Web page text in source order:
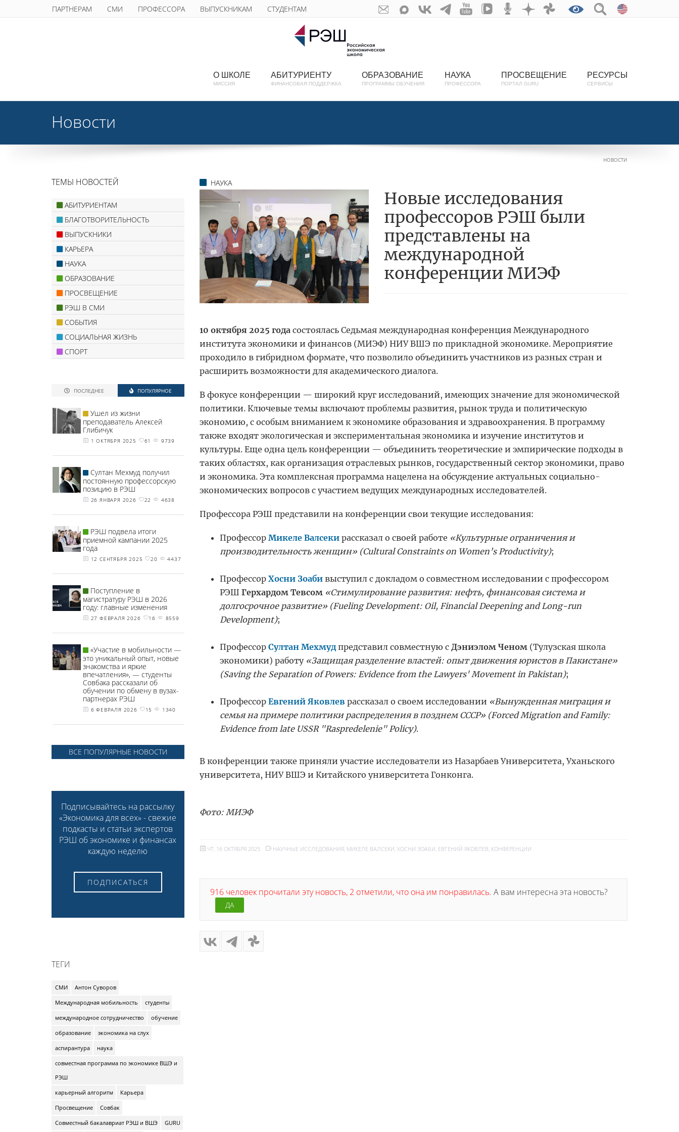
ПАРТНЕРАМ СМИ ПРОФЕССОРА ВЫПУСКНИКАМ СТУДЕНТАМ
О ШКОЛЕ
МИССИЯ
АБИТУРИЕНТУ
ФИНАНСОВАЯ ПОДДЕРЖКА
ОБРАЗОВАНИЕ
ПРОГРАММЫ ОБУЧЕНИЯ
НАУКА
ПРОФЕССОРА
ПРОСВЕЩЕНИЕ
ПОРТАЛ GURU
РЕСУРСЫ
СЕРВИСЫ
Новости
НОВОСТИ
НАУКА
Новые исследования
профессоров РЭШ были
представлены на
международной
конференции МИЭФ
10 октября 2025 года состоялась Седьмая международная конференция Международного
института экономики и финансов (МИЭФ) НИУ ВШЭ по прикладной экономике. Мероприятие
проходило в гибридном формате, что позволило объединить участников из разных стран и
расширить возможности для академического диалога.
В фокусе конференции — широкий круг исследований, имеющих значение для экономической
политики. Ключевые темы включают проблемы развития, рынок труда и политическую
экономию, с особым вниманием к экономике образования и здравоохранения. В программу
также входят экологическая и экспериментальная экономика и изучение институтов и
культуры. Еще одна цель конференции — объединить теоретические и эмпирические подходы в
таких областях, как организация отраслевых рынков, государственный сектор экономики, право
и экономика. Эта комплексная программа нацелена на обсуждение актуальных социально-
экономических вопросов с участием ведущих международных исследователей.
Профессора РЭШ представили на конференции свои текущие исследования:
Профессор Микеле Валсекирассказал о своей работе «Культурные ограничения и
производительность женщин» (Cultural Constraints on Women’s Productivity);
Профессор Хосни Зоабивыступил с докладом о совместном исследовании с профессором
РЭШ Герхардом Тевсом «Стимулирование развития: нефть, финансовая система и
долгосрочное развитие» (Fueling Development: Oil, Financial Deepening and Long-run
Development);
Профессор Султан Мехмудпредставил совместную с Дэниэлом Ченом (Тулузская школа
экономики) работу «Защищая разделение властей: опыт движения юристов в Пакистане»
(Saving the Separation of Powers: Evidence from the Lawyers' Movement in Pakistan);
Профессор Евгений Яковлев рассказал о своем исследовании «Вынужденная миграция и
семья на примере политики распределения в позднем СССР» (Forced Migration and Family:
Evidence from late USSR "Raspredelenie" Policy).
В конференции также приняли участие исследователи из Назарбаев Университета, Уханьского
университета, НИУ ВШЭ и Китайского университета Гонконга.
Фото: МИЭФ
ЧТ, 16 ОКТЯБРЯ 2025 НАУЧНЫЕ ИССЛЕДОВАНИЯ, МИКЕЛЕ ВАЛСЕКИ ХОСНИ ЗОАБИ ЕВГЕНИЙ ЯКОВЛЕВ КОНФЕРЕНЦИИ
916 человек прочитали эту новость, 2 отметили, что она им понравилась. А вам интересна эта новость?
ДА
ТЕМЫ НОВОСТЕЙ
АБИТУРИЕНТАМ
БЛАГОТВОРИТЕЛЬНОСТЬ
ВЫПУСКНИКИ
КАРЬЕРА
НАУКА
ОБРАЗОВАНИЕ
ПРОСВЕЩЕНИЕ
РЭШ В СМИ
СОБЫТИЯ
СОЦИАЛЬНАЯ ЖИЗНЬ
СПОРТ
ПОСЛЕДНЕЕ ПОПУЛЯРНОЕ
Ушел из жизни
преподаватель Алексей
Глибичук
1 ОКТЯБРЯ 2025 61 9739
Султан Мехмуд получил
постоянную профессорскую
позицию в РЭШ
26 ЯНВАРЯ 2026 22 4638
РЭШ подвела итоги
приемной кампании 2025
года
12 СЕНТЯБРЯ 2025 20 4437
Поступление в
магистратуру РЭШ в 2026
году: главные изменения
27 ФЕВРАЛЯ 2026 16 8559
«Участие в мобильности —
это уникальный опыт, новые
знакомства и яркие
впечатления», — студенты
Совбака рассказали об
обучении по обмену в вузах-
партнерах РЭШ
6 ФЕВРАЛЯ 2026 15 1340
ВСЕ ПОПУЛЯРНЫЕ НОВОСТИ
Подписывайтесь на рассылку
«Экономика для всех» - свежие
подкасты и статьи экспертов
РЭШ об экономике и финансах
каждую неделю
ПОДПИСАТЬСЯ
ТЕГИ
СМИ
Антон Суворов
Международная мобильность
студенты
международное сотрудничество
обучение
образование
экономика на слух
аспирантура
наука
совместная программа по экономике ВШЭ и
РЭШ
карьерный алгоритм
Карьера
Просвещение
Совбак
Совместный бакалавриат РЭШ и ВШЭ
GURU